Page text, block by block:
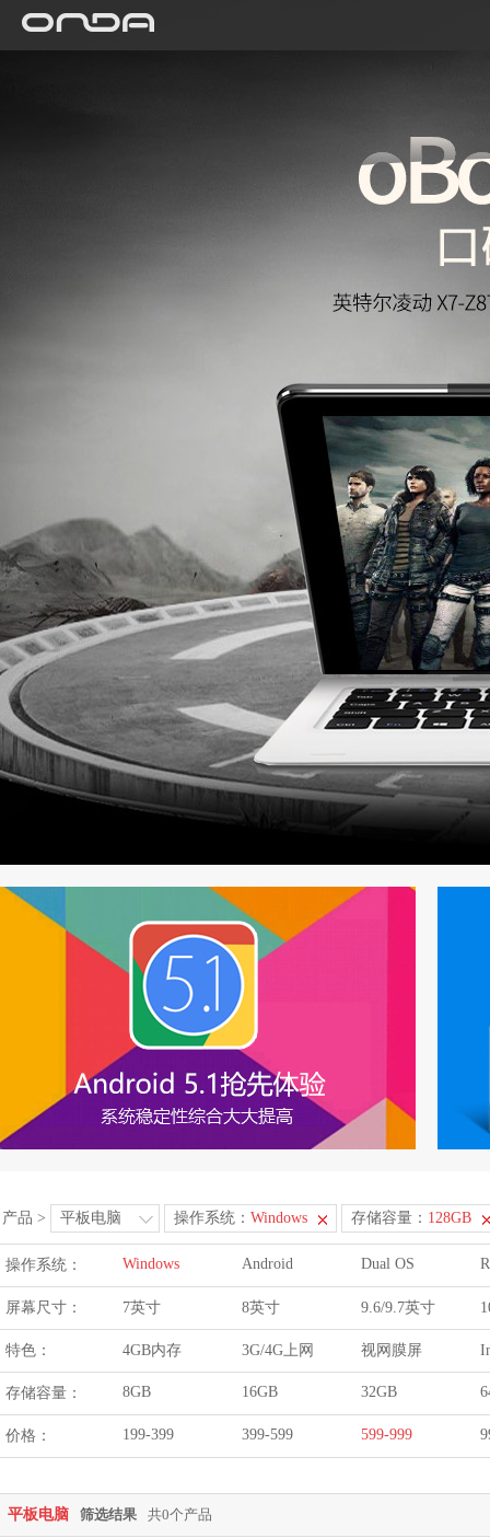
产品 > 平板电脑 操作系统： Windows 存储容量： 128GB
操作系统： Windows Android Dual OS
屏幕尺寸： 7英寸 8英寸 9.6/9.7英寸
特色： 4GB内存 3G/4G上网 视网膜屏
存储容量： 8GB 16GB 32GB
价格： 199-399 399-599 599-999
平板电脑 筛选结果 共0个产品